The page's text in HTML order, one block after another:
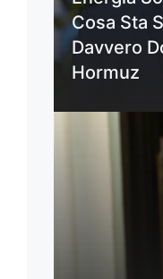
Cosa Sta
Davvero
Hormuz